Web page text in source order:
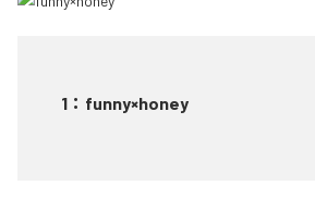
1 ： funny×honey